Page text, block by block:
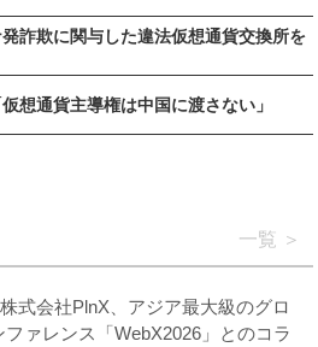
詐欺に関与した違法仮想通貨交換所を
想通貨主導権は中国に渡さない」
一覧
株式会社PlnX、アジア最大級のグロ
ァレンス「WebX2026」とのコラ